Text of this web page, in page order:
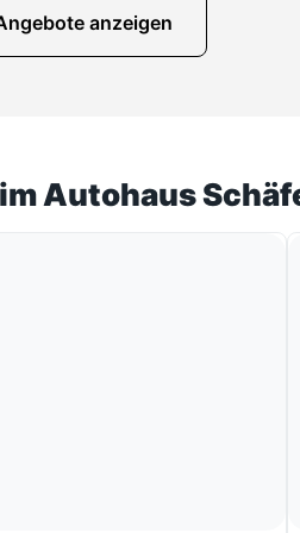
anzeigen
Autohaus